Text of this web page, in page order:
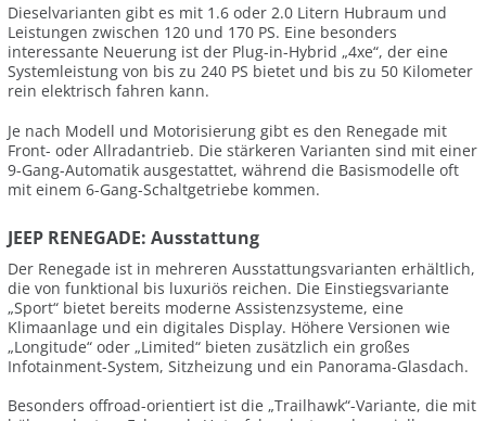
Dieselvarianten gibt es mit 1.6 oder 2.0 Litern Hubraum und
Leistungen zwischen 120 und 170 PS. Eine besonders
interessante Neuerung ist der Plug-in-Hybrid „4xe“, der eine
Systemleistung von bis zu 240 PS bietet und bis zu 50 Kilometer
rein elektrisch fahren kann.
Je nach Modell und Motorisierung gibt es den Renegade mit
Front- oder Allradantrieb. Die stärkeren Varianten sind mit einer
9-Gang-Automatik ausgestattet, während die Basismodelle oft
mit einem 6-Gang-Schaltgetriebe kommen.
JEEP RENEGADE: Ausstattung
Der Renegade ist in mehreren Ausstattungsvarianten erhältlich,
die von funktional bis luxuriös reichen. Die Einstiegsvariante
„Sport“ bietet bereits moderne Assistenzsysteme, eine
Klimaanlage und ein digitales Display. Höhere Versionen wie
„Longitude“ oder „Limited“ bieten zusätzlich ein großes
Infotainment-System, Sitzheizung und ein Panorama-Glasdach.
Besonders offroad-orientiert ist die „Trailhawk“-Variante, die mit